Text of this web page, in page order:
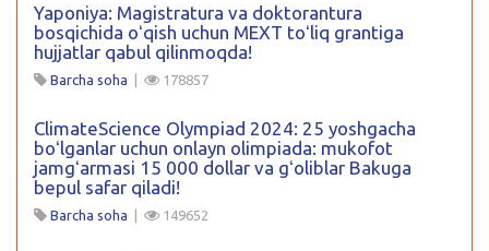
Yaponiya: Magistratura va doktorantura
bosqichida oʻqish uchun MEXT toʻliq grantiga
hujjatlar qabul qilinmoqda!
Barcha soha | 178857
ClimateScience Olympiad 2024: 25 yoshgacha
boʻlganlar uchun onlayn olimpiada: mukofot
jamgʻarmasi 15 000 dollar va gʻoliblar Bakuga
bepul safar qiladi!
Barcha soha | 149652